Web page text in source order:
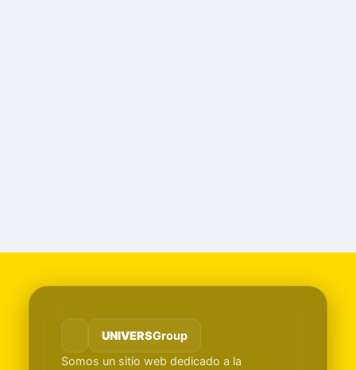
UNIVERSGroup
Somos un sitio web dedicado a la